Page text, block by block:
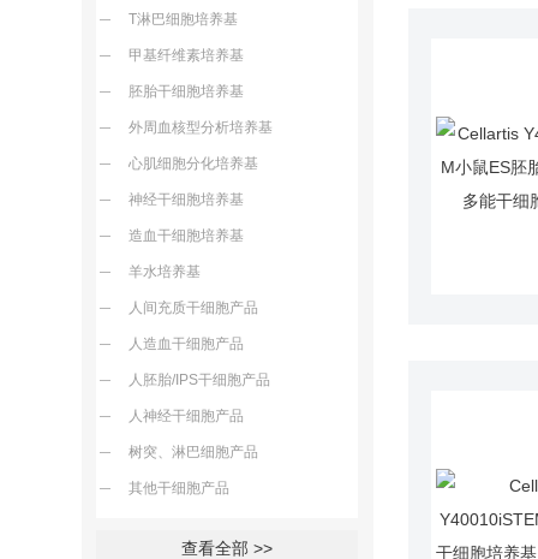
T淋巴细胞培养基
甲基纤维素培养基
胚胎干细胞培养基
外周血核型分析培养基
心肌细胞分化培养基
神经干细胞培养基
造血干细胞培养基
羊水培养基
人间充质干细胞产品
人造血干细胞产品
人胚胎/IPS干细胞产品
人神经干细胞产品
树突、淋巴细胞产品
其他干细胞产品
查看全部 >>